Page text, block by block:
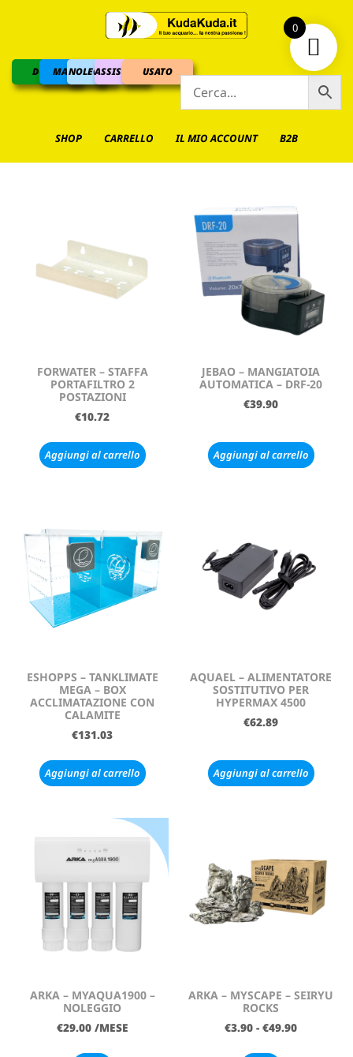
DOLCEMARINO
NOLEGGIOASSISTENZAUSATO
SHOP CARRELLO IL MIO ACCOUNT B2B
FORWATER – STAFFA
PORTAFILTRO 2
POSTAZIONI
€10.72
Aggiungi al carrello
JEBAO – MANGIATOIA
AUTOMATICA – DRF-20
€39.90
Aggiungi al carrello
ESHOPPS – TANKLIMATE
MEGA – BOX
ACCLIMATAZIONE CON
CALAMITE
€131.03
Aggiungi al carrello
AQUAEL – ALIMENTATORE
SOSTITUTIVO PER
HYPERMAX 4500
€62.89
Aggiungi al carrello
ARKA – MYAQUA1900 –
NOLEGGIO
€29.00 /MESE
ARKA – MYSCAPE – SEIRYU
ROCKS
€3.90 - €49.90
0